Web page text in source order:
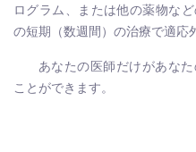
ログラム、または他の薬物な
の短期（数週間）の治療で適応
あなたの医師だけがあな
ことができます。